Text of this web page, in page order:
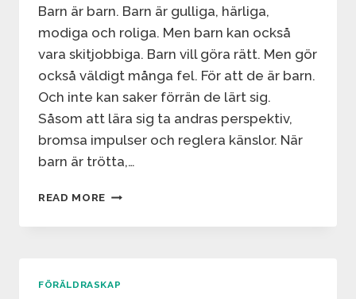
Barn är barn. Barn är gulliga, härliga,
modiga och roliga. Men barn kan också
vara skitjobbiga. Barn vill göra rätt. Men gör
också väldigt många fel. För att de är barn.
Och inte kan saker förrän de lärt sig.
Såsom att lära sig ta andras perspektiv,
bromsa impulser och reglera känslor. När
barn är trötta,…
READ MORE VILKEN
VILL
FÖRÄLDRASKAP